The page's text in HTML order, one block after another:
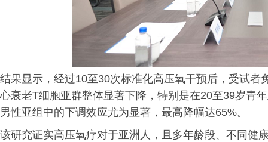
结果显示，经过10至30次标准化高压氧干预后，受试
心衰老T细胞亚群整体显著下降，特别是在20至39岁青
男性亚组中的下调效应尤为显著，最高降幅达65%。
该研究证实高压氧疗对于亚洲人，且多年龄段、不同健